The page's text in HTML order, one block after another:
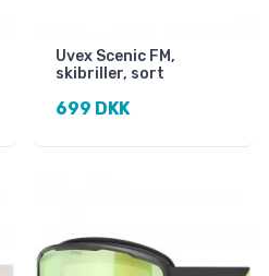
Uvex Scenic FM,
skibriller, sort
699 DKK